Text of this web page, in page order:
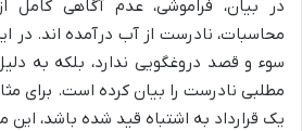
در بیان، فراموشی، عدم آگاهی کامل
محاسبات، نادرست از آب درآمده اند. در
سوء و قصد دروغگویی ندارد، بلکه به
مطلبی نادرست را بیان کرده است. برای
یک قرارداد به اشتباه قید شده باشد،